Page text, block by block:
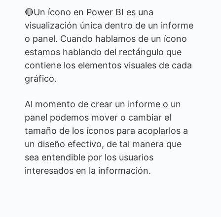
🔴Un ícono en Power BI es una
visualización única dentro de un informe
o panel. Cuando hablamos de un ícono
estamos hablando del rectángulo que
contiene los elementos visuales de cada
gráfico.
Al momento de crear un informe o un
panel podemos mover o cambiar el
tamaño de los íconos para acoplarlos a
un diseño efectivo, de tal manera que
sea entendible por los usuarios
interesados en la información.